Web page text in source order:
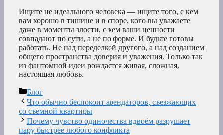
Ищите не идеального человека — ищите того, с кем
вам хорошо в тишине и в споре, кого вы уважаете
даже в моменты злости, с кем ваши ценности
совпадают по сути, а не по форме. И будьте готовы
работать. Не над переделкой другого, а над созданием
общего пространства доверия и уважения. Только так
из фантомной идеи рождается живая, сложная,
настоящая любовь.
Рубрики
Блог
Что обычно беспокоит арендаторов, съезжающих
со съемной квартиры
Почему чувство одиночества вдвоём разрушает
пару быстрее любого конфликта